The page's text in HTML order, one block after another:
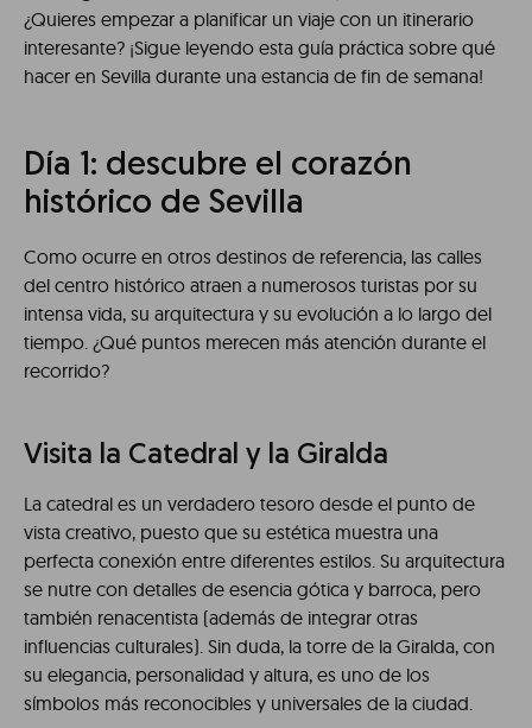
¿Quieres empezar a planificar un viaje con un itinerario
interesante? ¡Sigue leyendo esta guía práctica sobre qué
hacer en Sevilla durante una estancia de fin de semana!
Día 1: descubre el corazón
histórico de Sevilla
Como ocurre en otros destinos de referencia, las calles
del centro histórico atraen a numerosos turistas por su
intensa vida, su arquitectura y su evolución a lo largo del
tiempo. ¿Qué puntos merecen más atención durante el
recorrido?
Visita la Catedral y la Giralda
La catedral es un verdadero tesoro desde el punto de
vista creativo, puesto que su estética muestra una
perfecta conexión entre diferentes estilos. Su arquitectura
se nutre con detalles de esencia gótica y barroca, pero
también renacentista (además de integrar otras
influencias culturales). Sin duda, la torre de la Giralda, con
su elegancia, personalidad y altura, es uno de los
símbolos más reconocibles y universales de la ciudad.